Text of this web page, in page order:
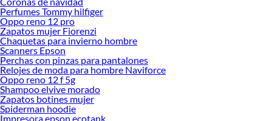
Perfumes Tommy hilfiger
Oppo reno 12 pro
Zapatos mujer Fiorenzi
Chaquetas para invierno hombre
Scanners Epson
Perchas con pinzas para pantalones
Relojes de moda para hombre Naviforce
Oppo reno 12 f 5g
Shampoo elvive morado
Zapatos botines mujer
Spiderman hoodie
Impresora epson ecotank